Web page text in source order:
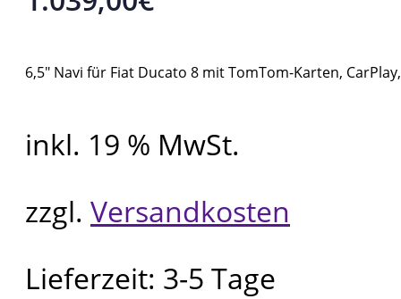
6,5″ Navi für Fiat Ducato 8 mit TomTom-Karten,
inkl. 19 % MwSt.
zzgl. Versandkosten
Lieferzeit: 3-5 Tage